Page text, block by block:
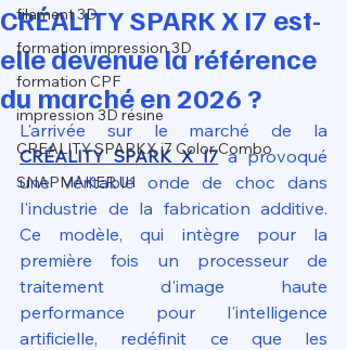
filament 3D
formation impression 3D
formation CPF
impression 3D résine
CREALITY SPARKX i7 Color Combo
SNAPMAKER U1
CRÉALITY SPARK X I7 est-
elle devenue la référence
du marché en 2026 ?
CRÉALITY SPARK X I7 a provoqué
une véritable onde de choc dans
l'industrie de la fabrication additive.
Ce modèle, qui intègre pour la
première fois un processeur de
traitement d'image haute
performance pour l'intelligence
artificielle, redéfinit ce que les